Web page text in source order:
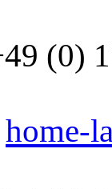
(0)
home-